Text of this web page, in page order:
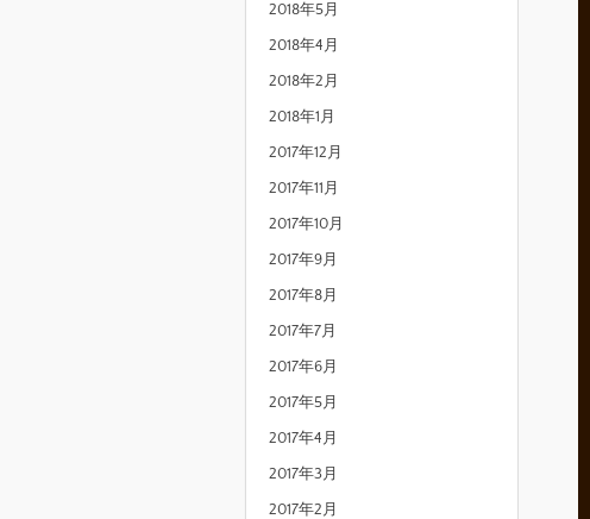
2018年5月
2018年4月
2018年2月
2018年1月
2017年12月
2017年11月
2017年10月
2017年9月
2017年8月
2017年7月
2017年6月
2017年5月
2017年4月
2017年3月
2017年2月